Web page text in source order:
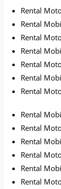
Rental
Rental
Rental
Rental
Rental
Rental
Rental
Rental
Rental
Rental
Rental
Rental
Rental